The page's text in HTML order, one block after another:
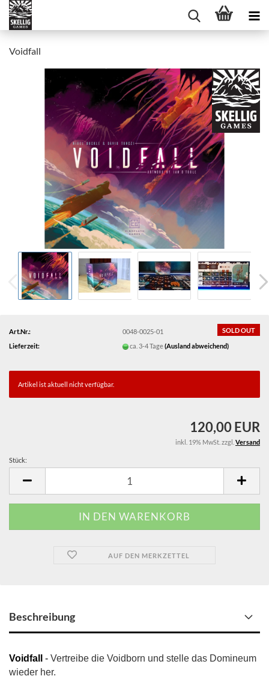
Voidfall
SOLD OUT
Art.Nr.:
0048-0025-01
Lieferzeit:
ca. 3-4 Tage(Ausland abweichend)
Artikel ist aktuell nicht verfügbar.
120,00 EUR
inkl. 19% MwSt. zzgl. Versand
Stück:
AUF DEN MERKZETTEL
Beschreibung
Voidfall - ​Vertreibe die Voidborn und stelle das Domineum
wieder her.